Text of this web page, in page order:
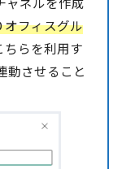
オフィスグル
ちらを利用す
動させること